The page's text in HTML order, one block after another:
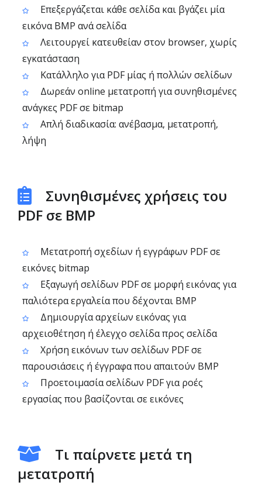
Επεξεργάζεται κάθε σελίδα και βγάζει μία
εικόνα BMP ανά σελίδα
Λειτουργεί κατευθείαν στον browser, χωρίς
εγκατάσταση
Κατάλληλο για PDF μίας ή πολλών σελίδων
Δωρεάν online μετατροπή για συνηθισμένες
ανάγκες PDF σε bitmap
Απλή διαδικασία: ανέβασμα, μετατροπή,
λήψη
Συνηθισμένες χρήσεις του
PDF σε BMP
Μετατροπή σχεδίων ή εγγράφων PDF σε
εικόνες bitmap
Εξαγωγή σελίδων PDF σε μορφή εικόνας για
παλιότερα εργαλεία που δέχονται BMP
Δημιουργία αρχείων εικόνας για
αρχειοθέτηση ή έλεγχο σελίδα προς σελίδα
Χρήση εικόνων των σελίδων PDF σε
παρουσιάσεις ή έγγραφα που απαιτούν BMP
Προετοιμασία σελίδων PDF για ροές
εργασίας που βασίζονται σε εικόνες
Τι παίρνετε μετά τη
μετατροπή